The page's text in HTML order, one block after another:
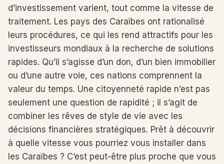
d’investissement varient, tout comme la vitesse de
traitement. Les pays des Caraïbes ont rationalisé
leurs procédures, ce qui les rend attractifs pour les
investisseurs mondiaux à la recherche de solutions
rapides. Qu’il s’agisse d’un don, d’un bien immobilier
ou d’une autre voie, ces nations comprennent la
valeur du temps. Une citoyenneté rapide n’est pas
seulement une question de rapidité ; il s’agit de
combiner les rêves de style de vie avec les
décisions financières stratégiques. Prêt à découvrir
à quelle vitesse vous pourriez vous installer dans
les Caraïbes ? C’est peut-être plus proche que vous